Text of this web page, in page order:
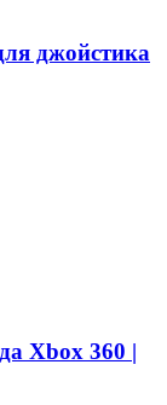
джойстика
Xbox 360 |